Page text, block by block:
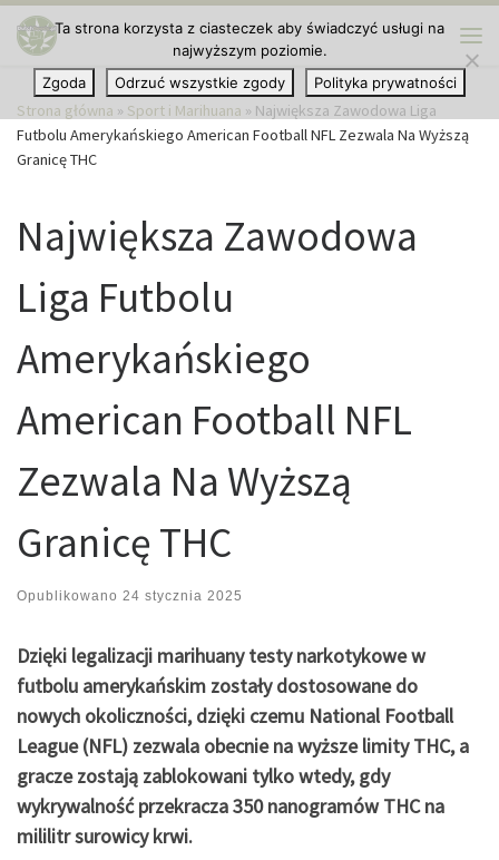
Przejdź do treści
Strona główna » Sport i Marihuana » Największa Zawodowa Liga
Futbolu Amerykańskiego American Football NFL Zezwala Na Wyższą
Granicę THC
Największa Zawodowa
Liga Futbolu
Amerykańskiego
American Football NFL
Zezwala Na Wyższą
Granicę THC
Opublikowano 24 stycznia 2025
Dzięki legalizacji marihuany testy narkotykowe w
futbolu amerykańskim zostały dostosowane do
nowych okoliczności, dzięki czemu National Football
League (NFL) zezwala obecnie na wyższe limity THC, a
gracze zostają zablokowani tylko wtedy, gdy
wykrywalność przekracza 350 nanogramów THC na
mililitr surowicy krwi.
Ta strona korzysta z ciasteczek aby świadczyć usługi na
najwyższym poziomie.
Zgoda
Odrzuć wszystkie zgody Polityka prywatności